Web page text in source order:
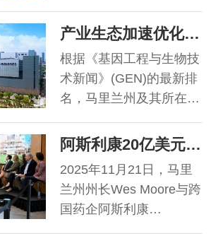
及商业化策略，共同探讨
如何通过技术创新推动精
准给药从概念走向规模化
应用，最终为全球患者提
供更安全、更有效、更便
球投资者、企业、行业专
构，促成投资合作。自创
办以来，该峰会吸引了来
自100多个国家和全美50
多个州的数千名代表，促
成新投资项目超2500亿
美元，创造就业岗位超
12.5万个。2026年峰会
将于5月3日至6日在马里
产业生态加速优化，跨国领军企业竞相入驻马里兰州
根据《基因工程与生物技
术新闻》(GEN)的最新排
名，马里兰州及其所在的
Region) 再次稳居全美生
四家国际生命科学领军企
业相继宣布在马里兰州进
行重大投资，以下是近期
阿斯利康20亿美元加码马里兰州，扩大美国本土制造版图
2025年11月21日，马里
兰州州长Wes Moore与跨
国药企阿斯利康